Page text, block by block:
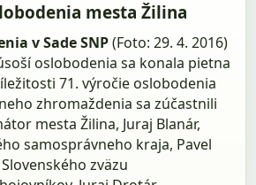
mesta Žilina
v Sade SNP(Foto: 29. 4. 2016)
oslobodenia sa konala pietna
71. výročie oslobodenia
zhromaždenia sa zúčastnili
mesta Žilina, Juraj Blanár,
samosprávneho kraja, Pavel
zväzu